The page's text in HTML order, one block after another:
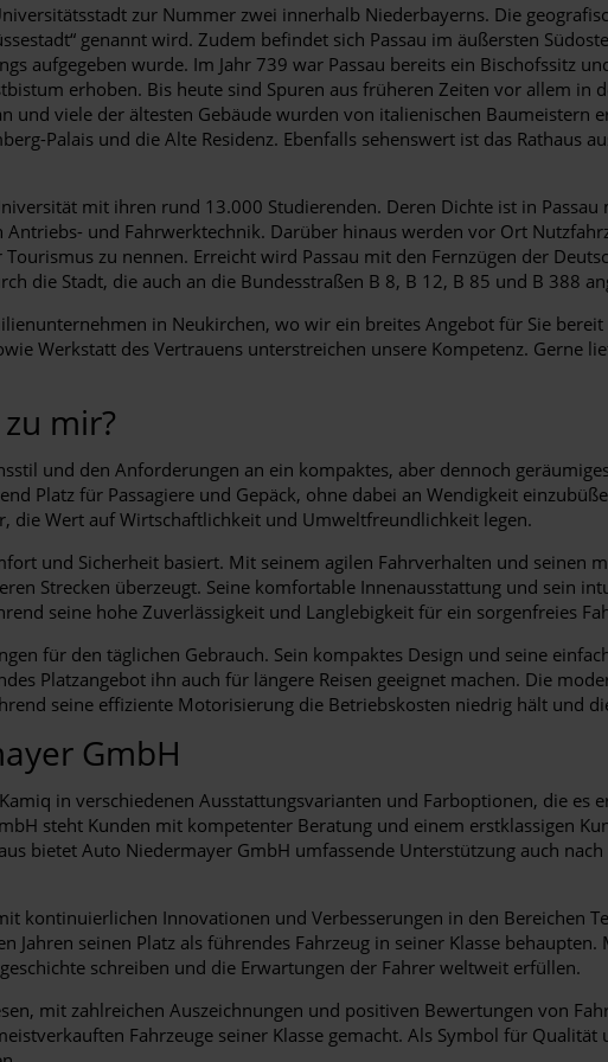
zur Nummer zwei innerhalb Niederbayerns. Die
genannt wird. Zudem befindet sich Passau im äußersten
aufgegeben wurde. Im Jahr 739 war Passau bereits ein Bischofssitz
erhoben. Bis heute sind Spuren aus früheren Zeiten vor allem in
und viele der ältesten Gebäude wurden von italienischen Baumeistern
Palais und die Alte Residenz. Ebenfalls sehenswert ist das Rathaus
mit ihren rund 13.000 Studierenden. Deren Dichte ist in
und Fahrwerktechnik. Darüber hinaus werden vor Ort
zu nennen. Erreicht wird Passau mit den Fernzügen der
die Stadt, die auch an die Bundesstraßen B 8, B 12, B 85 und B 388
in Neukirchen, wo wir ein breites Angebot für Sie bereit
Werkstatt des Vertrauens unterstreichen unsere Kompetenz. Gerne
mir?
und den Anforderungen an ein kompaktes, aber dennoch
Platz für Passagiere und Gepäck, ohne dabei an Wendigkeit
die Wert auf Wirtschaftlichkeit und Umweltfreundlichkeit legen.
und Sicherheit basiert. Mit seinem agilen Fahrverhalten und seinen
Strecken überzeugt. Seine komfortable Innenausstattung und sein
seine hohe Zuverlässigkeit und Langlebigkeit für ein sorgenfreies
für den täglichen Gebrauch. Sein kompaktes Design und seine
Platzangebot ihn auch für längere Reisen geeignet machen. Die
seine effiziente Motorisierung die Betriebskosten niedrig hält und
GmbH
in verschiedenen Ausstattungsvarianten und Farboptionen, die es
steht Kunden mit kompetenter Beratung und einem erstklassigen
bietet Auto Niedermayer GmbH umfassende Unterstützung auch
kontinuierlichen Innovationen und Verbesserungen in den Bereichen
seinen Platz als führendes Fahrzeug in seiner Klasse
schreiben und die Erwartungen der Fahrer weltweit erfüllen.
mit zahlreichen Auszeichnungen und positiven Bewertungen von
Fahrzeuge seiner Klasse gemacht. Als Symbol für